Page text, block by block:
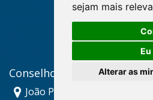
sejam mais
Alterar as
Fale
Conselho Regional de
João Pessoa (Sede): Av.